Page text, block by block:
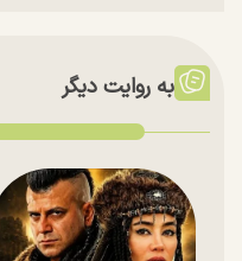
به روایت دیگر